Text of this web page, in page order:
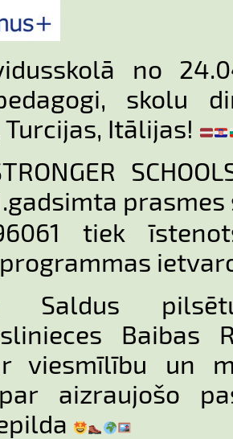
no
skolu
Itālijas!
tiek
Saldus
Baibas
viesmīlību un
aizraujošo